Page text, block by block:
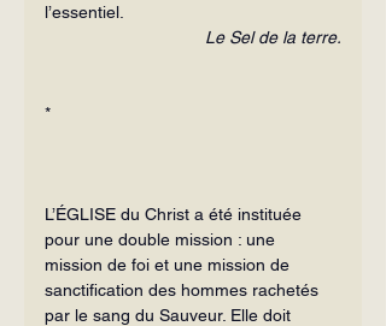
l’essentiel.
Le Sel de la terre.
*
L’ÉGLISE du Christ a été instituée
pour une double mission : une
mission de foi et une mission de
sanctification des hommes rachetés
par le sang du Sauveur. Elle doit